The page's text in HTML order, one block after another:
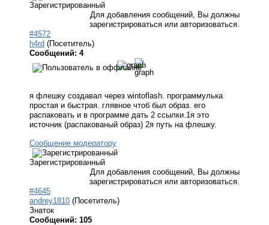
Зарегистрированный
Для добавления сообщений, Вы должны
зарегистрироваться или авторизоваться.
#4572
h4rd (Посетитель)
Сообщений: 4
я флешку создавал через wintoflash. программулька
простая и быстрая. глявное чтоб был образ. его
распаковать и в программе дать 2 ссылки.1я это
источник (распакованый образ) 2я путь на флешку.
Сообщение модератору
Зарегистрированный
Для добавления сообщений, Вы должны
зарегистрироваться или авторизоваться.
#4645
andrey1810 (Посетитель)
Знаток
Сообщений: 105